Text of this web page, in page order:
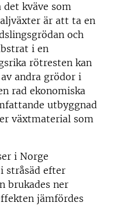
kväve som
är att ta en
och
i en
rötresten kan
andra grödor i
rad ekonomiska
utbyggnad
växtmaterial som
i Norge
stråsäd efter
brukades ner
jämfördes